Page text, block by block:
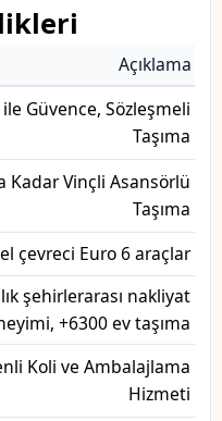
Açıklama
Güvence, Sözleşmeli
Taşıma
Kadar Vinçli Asansörlü
Taşıma
çevreci Euro 6 araçlar
şehirlerarası nakliyat
+6300 ev taşıma
Koli ve Ambalajlama
Hizmeti